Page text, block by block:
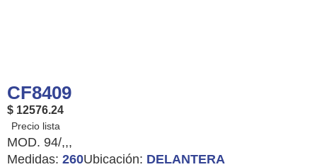
CF8409
$ 12576.24
MOD. 94/,,,
Medidas: 260Ubicación: DELANTERA